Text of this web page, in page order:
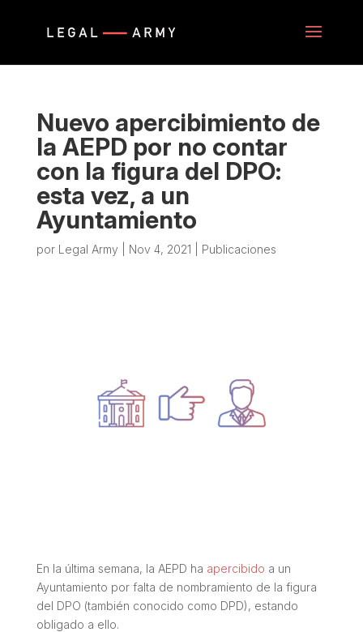
Nuevo apercibimiento de
la AEPD por no contar
con la figura del DPO:
esta vez, a un
Ayuntamiento
por Legal Army Nov 4, 2021 Publicaciones
En la última semana, la AEPD ha apercibido a un
Ayuntamiento por falta de nombramiento de la figura
del DPO (también conocido como DPD), estando
obligado a ello.